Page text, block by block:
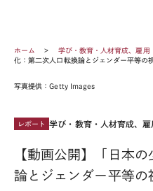
ホーム 学び・教育・人材育成、雇用
化：第二次人口転換論とジェンダー平等の
写真提供：Getty Images
レポート 学び・教育・人材育成、
【動画公開】「日本
論とジェンダー平等の